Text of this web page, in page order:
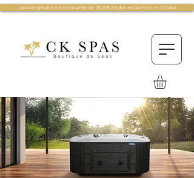
Livraison gratuite sur commande de 75.00$ et plus au Québec et Ontario!